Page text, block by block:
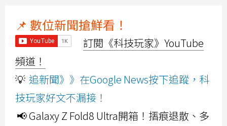
📌 數位新聞搶鮮看！
訂閱《科技玩家》YouTube
頻道！
💡 追新聞》》在Google News按下追蹤，科
技玩家好文不漏接！
📢 Galaxy Z Fold8 Ultra開箱！摺痕退散、多